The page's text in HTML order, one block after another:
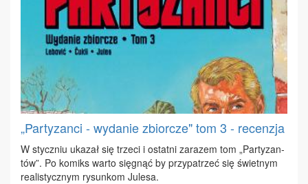
„Partyzanci - wydanie zbiorcze" tom 3 - recenzja
W stycz­niu uka­zał się trze­ci i ostat­ni za­ra­zem tom „Par­ty­zan­
tów”. Po ko­miks war­to się­gnąć by przy­pa­trzeć się świet­nym
re­ali­stycz­nym ry­sun­kom Ju­le­sa.